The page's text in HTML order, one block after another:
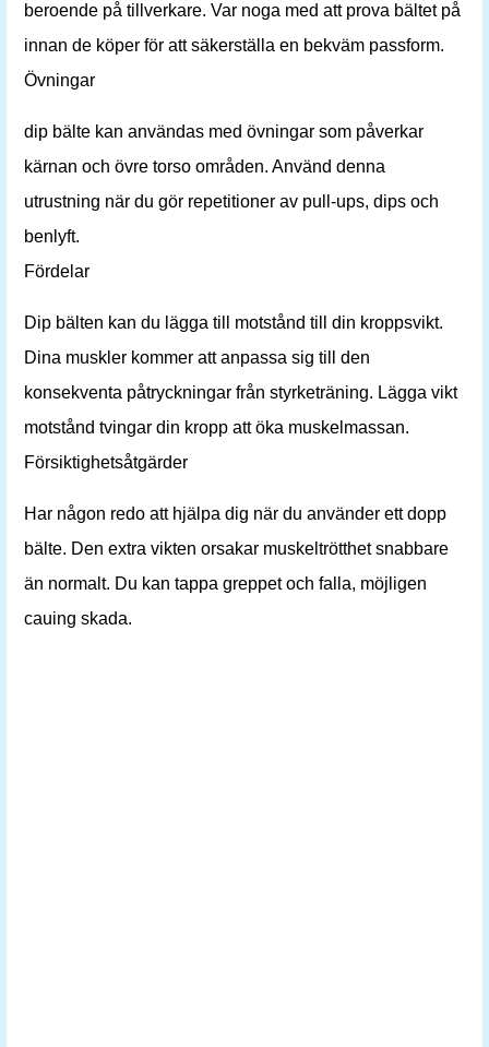
beroende på tillverkare. Var noga med att prova bältet på
innan de köper för att säkerställa en bekväm passform.
Övningar
dip bälte kan användas med övningar som påverkar
kärnan och övre torso områden. Använd denna
utrustning när du gör repetitioner av pull-ups, dips och
benlyft.
Fördelar
Dip bälten kan du lägga till motstånd till din kroppsvikt.
Dina muskler kommer att anpassa sig till den
konsekventa påtryckningar från styrketräning. Lägga vikt
motstånd tvingar din kropp att öka muskelmassan.
Försiktighetsåtgärder
Har någon redo att hjälpa dig när du använder ett dopp
bälte. Den extra vikten orsakar muskeltrötthet snabbare
än normalt. Du kan tappa greppet och falla, möjligen
cauing skada.